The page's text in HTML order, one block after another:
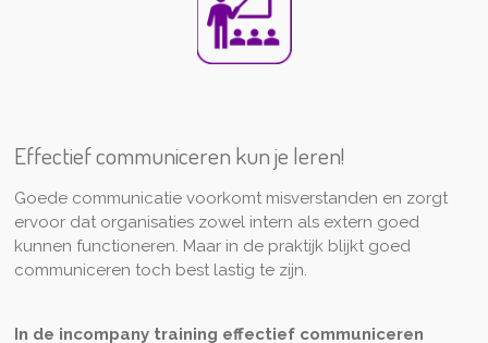
Effectief communiceren kun je leren!
Goede communicatie voorkomt misverstanden en zorgt
ervoor dat organisaties zowel intern als extern goed
kunnen functioneren. Maar in de praktijk blijkt goed
communiceren toch best lastig te zijn.
In de incompany training effectief communiceren